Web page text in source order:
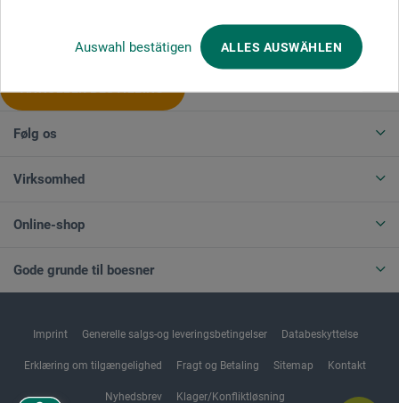
Auswahl bestätigen ALLES AUSWÄHLEN
ANNULLER BESTILLING
Følg os
Virksomhed
Online-shop
Gode grunde til boesner
Imprint Generelle salgs-og leveringsbetingelser Databeskyttelse
Erklæring om tilgængelighed Fragt og Betaling Sitemap Kontakt
Nyhedsbrev Klager/Konfliktløsning